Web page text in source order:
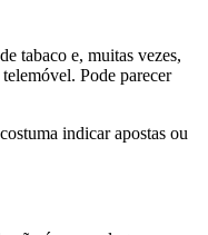
tabaco e, muitas vezes,
Pode parecer
indicar apostas ou